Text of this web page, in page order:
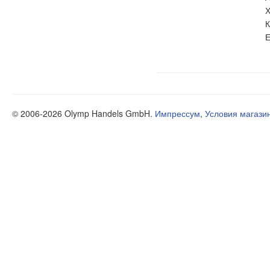
© 2006-2026 Olymp Handels GmbH. Импрессум, Условия